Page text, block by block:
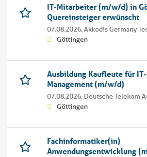
IT-Mitarbeiter (m/w/d) in
Quereinsteiger erwünscht
07.08.2026,Akkodis Germany
Göttingen
Ausbildung Kaufleute für
Management (m/w/d)
07.08.2026, Deutsche Telekom
Göttingen
Fachinformatiker(in)
Anwendungsentwicklung